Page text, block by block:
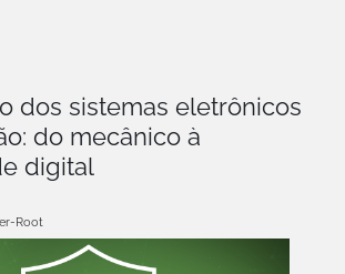
dos sistemas eletrônicos
do mecânico à
digital
Root